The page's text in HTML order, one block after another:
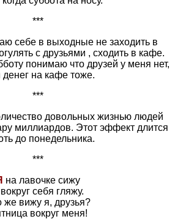
***
себе в выходные не заходить в
с друзьями , сходить в кафе.
понимаю что друзей у меня нет,
денег на кафе тоже.
***
довольных жизнью людей
миллиардов. Этот эффект длится
до понедельника.
***
на лавочке сижу
себя гляжу.
же вижу я, друзья?
вокруг меня!